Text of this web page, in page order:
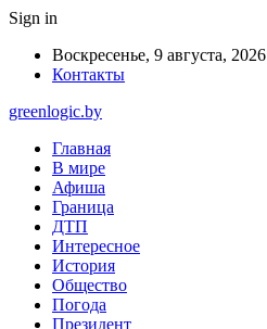
Sign in
Воскресенье, 9 августа, 2026
Контакты
greenlogic.by
Главная
В мире
Афиша
Граница
ДТП
Интересное
История
Общество
Погода
Президент